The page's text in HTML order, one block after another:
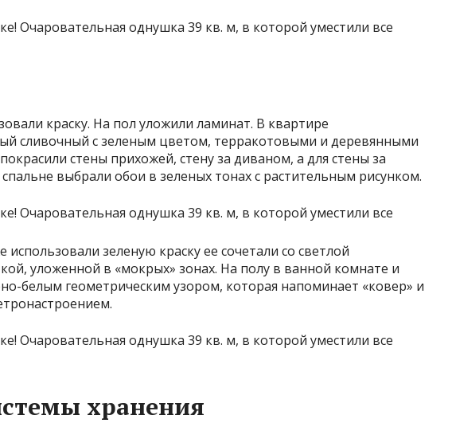
краску. На пол уложили ламинат. В квартире
сливочный с зеленым цветом, терракотовыми и деревянными
стены прихожей, стену за диваном, а для стены за
выбрали обои в зеленых тонах с растительным рисунком.
зеленую краску ее сочетали со светлой
уложенной в «мокрых» зонах. На полу в ванной комнате и
белым геометрическим узором, которая напоминает «ковер» и
хранения